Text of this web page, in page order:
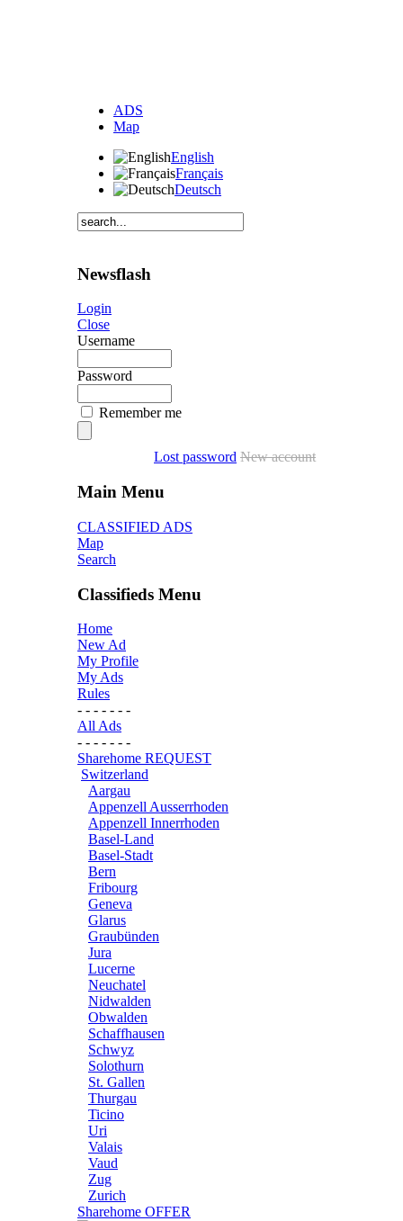
ADS
Map
English
Français
Deutsch
Newsflash
Login
Close
Username
Password
Remember me
Lost password New account
Main Menu
CLASSIFIED ADS
Map
Search
Classifieds Menu
Home
New Ad
My Profile
My Ads
Rules
- - - - - - -
All Ads
- - - - - - -
Sharehome REQUEST
Switzerland
Aargau
Appenzell Ausserrhoden
Appenzell Innerrhoden
Basel-Land
Basel-Stadt
Bern
Fribourg
Geneva
Glarus
Graubünden
Jura
Lucerne
Neuchatel
Nidwalden
Obwalden
Schaffhausen
Schwyz
Solothurn
St. Gallen
Thurgau
Ticino
Uri
Valais
Vaud
Zug
Zurich
Sharehome OFFER